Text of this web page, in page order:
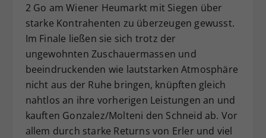
2 Go am Wiener Heumarkt mit Siegen über
starke Kontrahenten zu überzeugen gewusst.
Im Finale ließen sie sich trotz der
ungewohnten Zuschauermassen und
beeindruckenden wie lautstarken Atmosphäre
nicht aus der Ruhe bringen, knüpften gleich
nahtlos an ihre vorherigen Leistungen an und
kauften Gonzalez/Molteni den Schneid ab. Vor
allem durch starke Returns von Erler und viel